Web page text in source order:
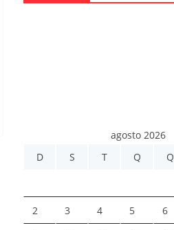
agosto 2026
D
S T Q Q
2 3 4 5 6